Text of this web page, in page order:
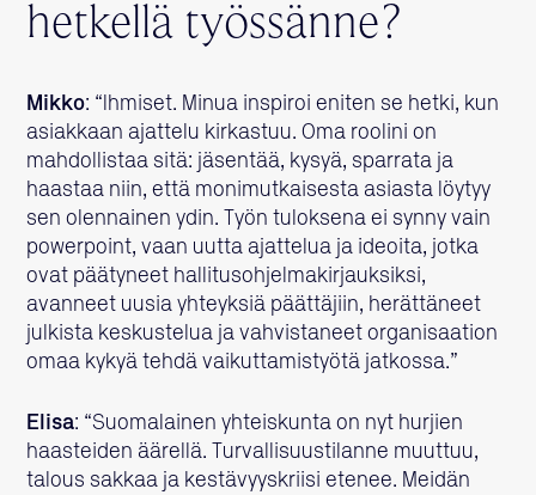
hetkellä työssänne?
Mikko: “Ihmiset. Minua inspiroi eniten se hetki, kun
asiakkaan ajattelu kirkastuu. Oma roolini on
mahdollistaa sitä: jäsentää, kysyä, sparrata ja
haastaa niin, että monimutkaisesta asiasta löytyy
sen olennainen ydin. Työn tuloksena ei synny vain
powerpoint, vaan uutta ajattelua ja ideoita, jotka
ovat päätyneet hallitusohjelmakirjauksiksi,
avanneet uusia yhteyksiä päättäjiin, herättäneet
julkista keskustelua ja vahvistaneet organisaation
omaa kykyä tehdä vaikuttamistyötä jatkossa.”
Elisa: “Suomalainen yhteiskunta on nyt hurjien
haasteiden äärellä. Turvallisuustilanne muuttuu,
talous sakkaa ja kestävyyskriisi etenee. Meidän